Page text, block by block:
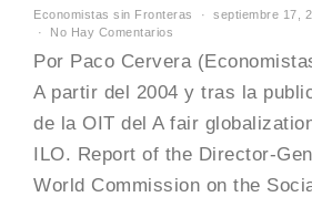
Economistas sin Fronteras septiembre 17,
No Hay Comentarios
Por Paco Cervera
A partir del 2004 y tras la
de la OIT del A fair
ILO. Report of the Director-
World Commission on the